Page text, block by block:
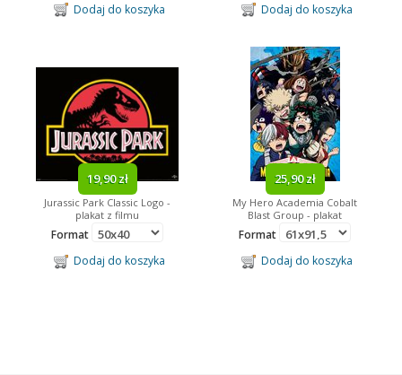
Dodaj do koszyka Dodaj do koszyka
19,90 zł
Jurassic Park Classic Logo -
plakat z filmu
Format
Dodaj do koszyka
25,90 zł
My Hero Academia Cobalt
Blast Group - plakat
Format
Dodaj do koszyka